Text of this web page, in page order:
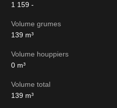
1 159 -
Volume grumes
139 m³
Volume houppiers
0 m³
Volume total
139 m³